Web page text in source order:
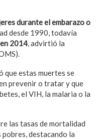
durante el embarazo o
desde 1990, todavía
2014, advirtió la
que estas muertes se
prevenir o tratar y que
el VIH, la malaria o la
las tasas de mortalidad
destacando la